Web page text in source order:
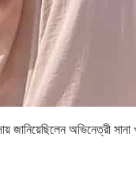
জানিয়েছিলেন অভিনেত্রী